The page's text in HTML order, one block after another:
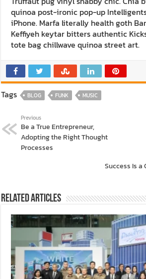
quinoa post-ironic pop-up
iPhone. Marfa literally health goth
Keffiyeh keytar bitters authentic
tote bag chillwave quinoa street art.
Tags BLOG FUNK MUSIC
Previous
Be a True Entrepreneur,
Adopting the Right Thought
Processes
Success Is a
Related Articles